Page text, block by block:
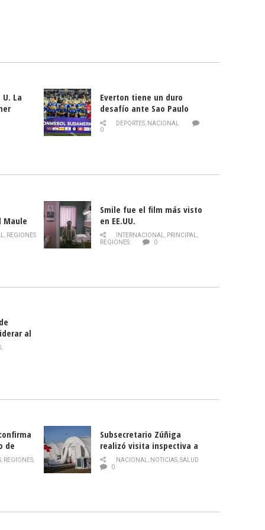
La
Everton tiene un duro
desafío ante Sao Paulo
DEPORTES, NACIONAL
0
Maule
de la
, REGIONES
Smile fue el film más visto
en EE.UU.
INTERNACIONAL, PRINCIPAL,
REGIONES
0
al
,
de
, REGIONES,
Subsecretario Zúñiga
realizó visita inspectiva a
Hospital Modular Sótero del
Río
NACIONAL, NOTICIAS,SALUD
0